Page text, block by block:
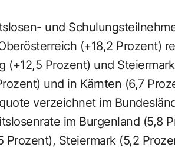
und
(+18,2 Prozent)
(+12,5 Prozent) und
und in Kärnten (6,7
verzeichnet im
im Burgenland (5,8
Prozent), Steiermark (5,2